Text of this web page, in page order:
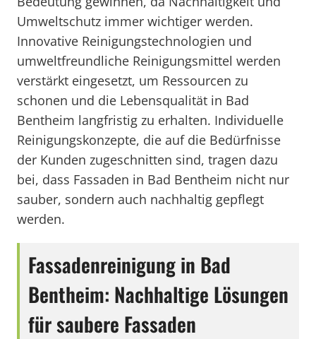
Umweltschutz immer wichtiger werden.
Innovative Reinigungstechnologien und
umweltfreundliche Reinigungsmittel werden
verstärkt eingesetzt, um Ressourcen zu
schonen und die Lebensqualität in Bad
Bentheim langfristig zu erhalten. Individuelle
Reinigungskonzepte, die auf die Bedürfnisse
der Kunden zugeschnitten sind, tragen dazu
bei, dass Fassaden in Bad Bentheim nicht nur
sauber, sondern auch nachhaltig gepflegt
werden.
Fassadenreinigung in Bad
Bentheim: Nachhaltige Lösungen
für saubere Fassaden